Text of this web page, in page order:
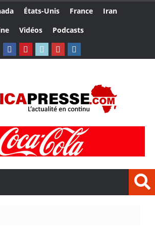
États-Unis France
Iran
Vidéos Podcasts